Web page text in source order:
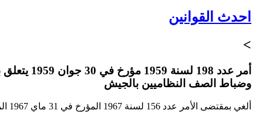
احدث القوانين
>
وضباط الصف النظاميين بالجيش
ألغي بمقتضى الأمر عدد 156 لسنة 1967 المؤرخ في 31 ماي 1967 المتعلق بضبط القانون الأساسي الخاص بالعسكريين بجيش البر.